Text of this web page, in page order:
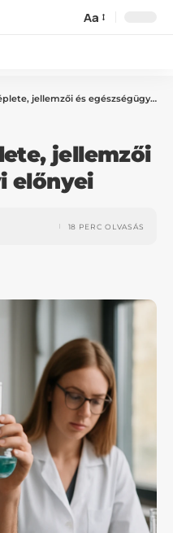
Aa
jellemzői és egészségügyi előnyei
jellemzői
előnyei
18 PERC OLVASÁS